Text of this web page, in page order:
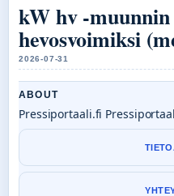
kW hv -
hevosvoimiksi
2026-07-31
ABOUT
Pressiportaali.fi